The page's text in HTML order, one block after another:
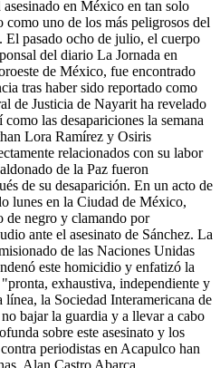
en México en tan solo
como uno de los más peligrosos del
El pasado ocho de julio, el cuerpo
del diario La Jornada en
de México, fue encontrado
tras haber sido reportado como
de Justicia de Nayarit ha revelado
las desapariciones la semana
Lora Ramírez y Osiris
relacionados con su labor
de la Paz fueron
de su desaparición. En un acto de
lunes en la Ciudad de México,
de negro y clamando por
ante el asesinato de Sánchez. La
de las Naciones Unidas
este homicidio y enfatizó la
exhaustiva, independiente y
la Sociedad Interamericana de
bajar la guardia y a llevar a cabo
sobre este asesinato y los
periodistas en Acapulco han
Alan Castro Abarca,